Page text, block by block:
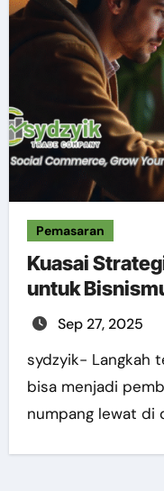
Pemasaran
Kuasai
untuk
Sep 27, 2025
sydzyik- Langkah tepat kuasai sosial commerce
bisa menjadi
numpang lewat di